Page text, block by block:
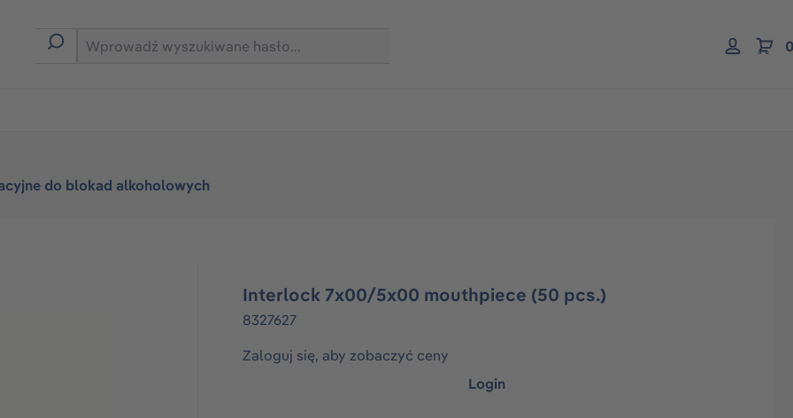
do blokad alkoholowych
Interlock 7x00/5x00 mouthpiece (50 pcs.)
8327627
Zaloguj się, aby zobaczyć ceny
Login